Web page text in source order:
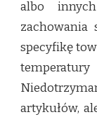
albo
zachowania
specyfikę
artykułów,